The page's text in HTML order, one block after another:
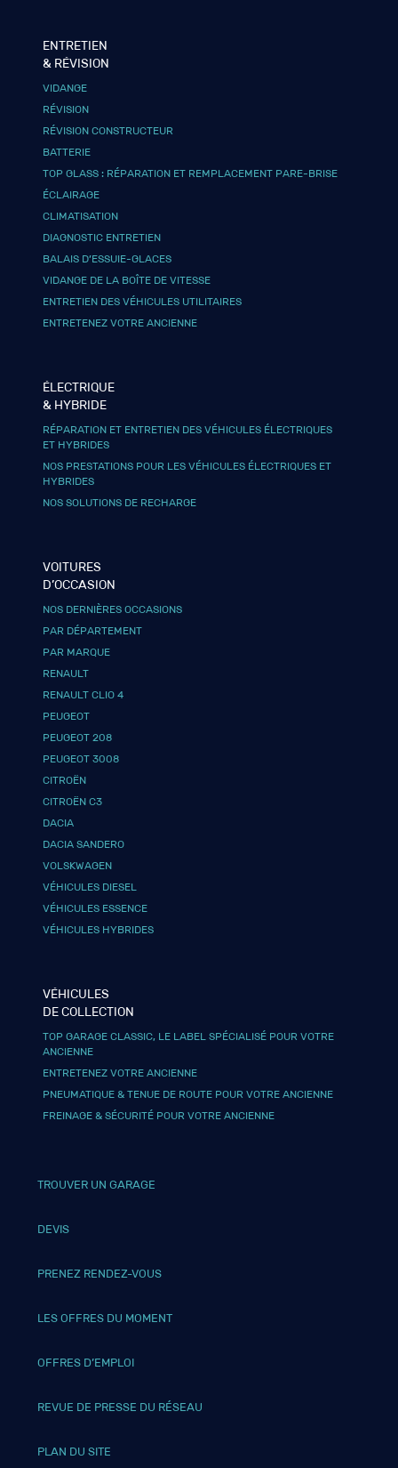
ENTRETIEN
& RÉVISION
VIDANGE
RÉVISION
RÉVISION CONSTRUCTEUR
BATTERIE
TOP GLASS : RÉPARATION ET REMPLACEMENT PARE-BRISE
ÉCLAIRAGE
CLIMATISATION
DIAGNOSTIC ENTRETIEN
BALAIS D’ESSUIE-GLACES
VIDANGE DE LA BOÎTE DE VITESSE
ENTRETIEN DES VÉHICULES UTILITAIRES
ENTRETENEZ VOTRE ANCIENNE
ÉLECTRIQUE
& HYBRIDE
RÉPARATION ET ENTRETIEN DES VÉHICULES ÉLECTRIQUES
ET HYBRIDES
NOS PRESTATIONS POUR LES VÉHICULES ÉLECTRIQUES ET
HYBRIDES
NOS SOLUTIONS DE RECHARGE
VOITURES
D’OCCASION
NOS DERNIÈRES OCCASIONS
PAR DÉPARTEMENT
PAR MARQUE
RENAULT
RENAULT CLIO 4
PEUGEOT
PEUGEOT 208
PEUGEOT 3008
CITROËN
CITROËN C3
DACIA
DACIA SANDERO
VOLSKWAGEN
VÉHICULES DIESEL
VÉHICULES ESSENCE
VÉHICULES HYBRIDES
VÉHICULES
DE COLLECTION
TOP GARAGE CLASSIC, LE LABEL SPÉCIALISÉ POUR VOTRE
ANCIENNE
ENTRETENEZ VOTRE ANCIENNE
PNEUMATIQUE & TENUE DE ROUTE POUR VOTRE ANCIENNE
FREINAGE & SÉCURITÉ POUR VOTRE ANCIENNE
TROUVER UN GARAGE
DEVIS
PRENEZ RENDEZ-VOUS
LES OFFRES DU MOMENT
OFFRES D’EMPLOI
REVUE DE PRESSE DU RÉSEAU
PLAN DU SITE